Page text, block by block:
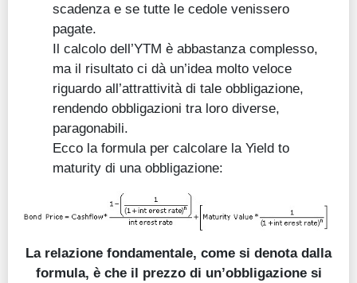
scadenza e se tutte le cedole venissero
pagate.
Il calcolo dell’YTM è abbastanza complesso,
ma il risultato ci dà un’idea molto veloce
riguardo all’attrattività di tale obbligazione,
rendendo obbligazioni tra loro diverse,
paragonabili.
Ecco la formula per calcolare la Yield to
maturity di una obbligazione:
La relazione fondamentale, come si denota dalla
formula, è che il prezzo di un’obbligazione si